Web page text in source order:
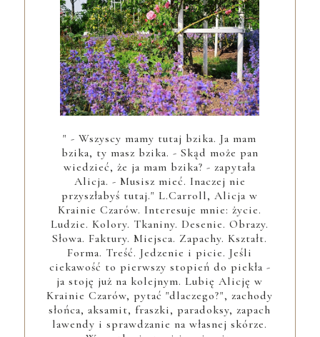
" - Wszyscy mamy tutaj bzika. Ja mam
bzika, ty masz bzika. - Skąd może pan
wiedzieć, że ja mam bzika? - zapytała
Alicja. - Musisz mieć. Inaczej nie
przyszłabyś tutaj." L.Carroll, Alicja w
Krainie Czarów. Interesuje mnie: życie.
Ludzie. Kolory. Tkaniny. Desenie. Obrazy.
Słowa. Faktury. Miejsca. Zapachy. Kształt.
Forma. Treść. Jedzenie i picie. Jeśli
ciekawość to pierwszy stopień do piekła -
ja stoję już na kolejnym. Lubię Alicję w
Krainie Czarów, pytać "dlaczego?", zachody
słońca, aksamit, fraszki, paradoksy, zapach
lawendy i sprawdzanie na własnej skórze.